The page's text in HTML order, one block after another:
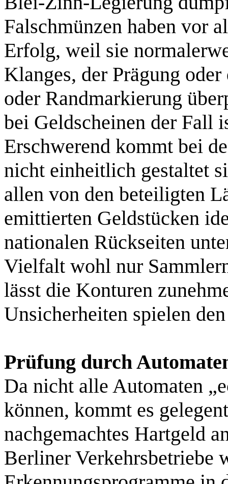
Falschmünzen haben vor
Erfolg, weil sie
Klanges, der Prägung
oder Randmarkierung
bei Geldscheinen der Fall
Erschwerend kommt bei
nicht einheitlich gestaltet
allen von den beteiligten
emittierten Geldstücken
nationalen Rückseiten
Vielfalt wohl nur
lässt die Konturen
Unsicherheiten spielen
Prüfung durch
Da nicht alle Automaten
können, kommt es
nachgemachtes Hartgeld
Berliner Verkehrsbetriebe